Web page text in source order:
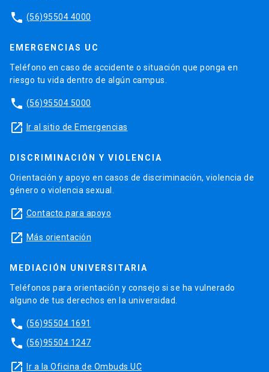
phone (56)95504 4000
EMERGENCIAS UC
Teléfono en caso de accidente o situación que ponga en
riesgo tu vida dentro de algún campus.
phone (56)95504 5000
launch Ir al sitio de Emergencias
DISCRIMINACIÓN Y VIOLENCIA
Orientación y apoyo en casos de discriminación, violencia de
género o violencia sexual.
launch Contacto para apoyo
launch Más orientación
MEDIACIÓN UNIVERSITARIA
Teléfonos para orientación y consejo si se ha vulnerado
alguno de tus derechos en la universidad.
phone (56)95504 1691
phone (56)95504 1247
launch Ir a la Oficina de Ombuds UC